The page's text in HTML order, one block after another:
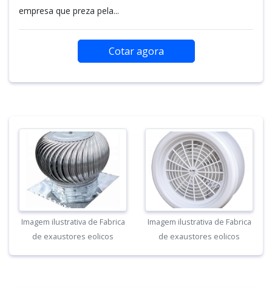
empresa que preza pela...
Cotar agora
Imagem ilustrativa de Fabrica
de exaustores eolicos
Imagem ilustrativa de Fabrica
de exaustores eolicos